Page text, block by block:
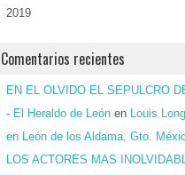
2019
Comentarios recientes
EN EL OLVIDO EL SEPULCRO
- El Heraldo de León en Louis
en León de los Aldama, Gto.
LOS ACTORES MAS